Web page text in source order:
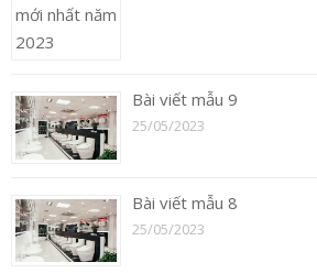
Bài viết mẫu 9
25/05/2023
Bài viết mẫu 8
25/05/2023